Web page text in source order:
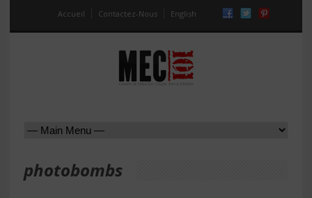
Accueil Contactez-Nous English
photobombs